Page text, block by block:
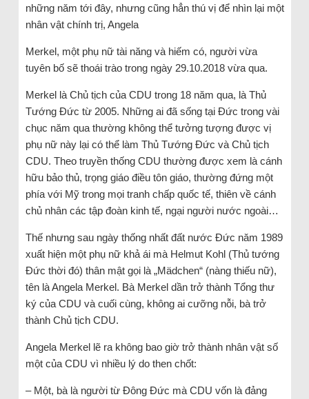
những năm tới đây, nhưng cũng hẳn thú vị để nhìn lại một
nhân vật chính trị, Angela
Merkel, một phụ nữ tài năng và hiếm có, người vừa
tuyên bố sẽ thoái trào trong ngày 29.10.2018 vừa qua.
Merkel là Chủ tịch của CDU trong 18 năm qua, là Thủ
Tướng Đức từ 2005. Những ai đã sống tại Đức trong vài
chục năm qua thường không thể tưởng tượng được vị
phụ nữ này lại có thể làm Thủ Tướng Đức và Chủ tịch
CDU. Theo truyền thống CDU thường được xem là cánh
hữu bảo thủ, trọng giáo điều tôn giáo, thường đứng một
phía với Mỹ trong mọi tranh chấp quốc tế, thiên về cánh
chủ nhân các tập đoàn kinh tế, ngại người nước ngoài…
Thế nhưng sau ngày thống nhất đất nước Đức năm 1989
xuất hiện một phụ nữ khả ái mà Helmut Kohl (Thủ tướng
Đức thời đó) thân mật gọi là „Mädchen“ (nàng thiếu nữ),
tên là Angela Merkel. Bà Merkel dần trở thành Tổng thư
ký của CDU và cuối cùng, không ai cưỡng nỗi, bà trở
thành Chủ tịch CDU.
Angela Merkel lẽ ra không bao giờ trở thành nhân vật số
một của CDU vì nhiều lý do then chốt:
– Một, bà là người từ Đông Đức mà CDU vốn là đảng